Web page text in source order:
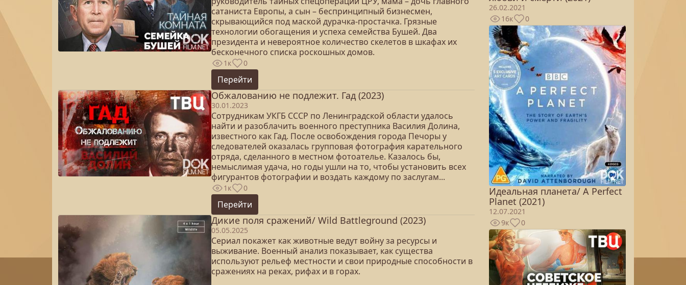
сатаниста Европы, а сын – беспринципный бизнесмен,
скрывающийся под маской дурачка-простачка. Грязные
технологии обогащения и успеха семейства Бушей. Два
президента и невероятное количество скелетов в шкафах их
бесконечного списка роскошных домов.
1к 0
Перейти
Обжалованию не подлежит. Гад (2023)
30.01.2023
Сотрудникам УКГБ СССР по Ленинградской области удалось
найти и разоблачить военного преступника Василия Долина,
известного как Гад. После освобождения города Печоры у
следователей оказалась групповая фотография карательного
отряда, сделанного в местном фотоателье. Казалось бы,
немыслимая удача, но годы ушли на то, чтобы установить всех
фигурантов фотографии и воздать каждому по заслугам...
1к 0
Перейти
Дикие поля сражений/ Wild Battleground (2023)
05.05.2025
Сериал покажет как животные ведут войну за ресурсы и
выживание. Военный анализ показывает, как существа
используют рельеф местности и свои природные способности в
сражениях на реках, рифах и в горах.
26.02.2021
16к
0
Идеальная планета/ A Perfect
Planet (2021)
12.07.2021
9к
0